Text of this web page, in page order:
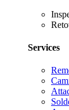
Services